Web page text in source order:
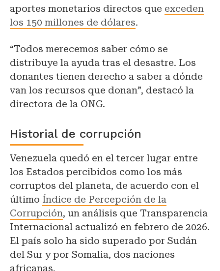
aportes monetarios directos que exceden
los 150 millones de dólares.
“Todos merecemos saber cómo se
distribuye la ayuda tras el desastre. Los
donantes tienen derecho a saber a dónde
van los recursos que donan”, destacó la
directora de la ONG.
Historial de corrupción
Venezuela quedó en el tercer lugar entre
los Estados percibidos como los más
corruptos del planeta, de acuerdo con el
último Índice de Percepción de la
Corrupción, un análisis que Transparencia
Internacional actualizó en febrero de 2026.
El país solo ha sido superado por Sudán
del Sur y por Somalia, dos naciones
africanas.